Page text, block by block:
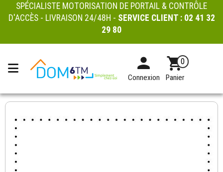
SPÉCIALISTE MOTORISATION DE PORTAIL & CONTRÔLE
D'ACCÈS - LIVRAISON 24/48H - SERVICE CLIENT : 02 41 32
29 80
Connexion
0
Panier